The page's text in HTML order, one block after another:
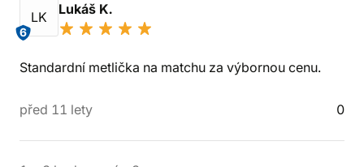
LK
6
Lukáš K.
Standardní metlička na matchu za výbornou cenu.
před 11 lety 0